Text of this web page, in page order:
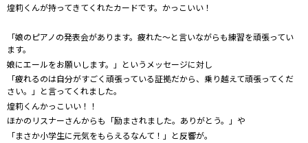
煌莉くんが持ってきてくれたカードです。かっこいい！
「娘のピアノの発表会があります。疲れた～と言いながらも練習を頑張ってい
ます。
娘にエールをお願いします。」というメッセージに対し
「疲れるのは自分がすごく頑張っている証拠だから、乗り越えて頑張ってくだ
さい。」と言ってくれました。
煌莉くんかっこいい！！
ほかのリスナーさんからも「励まされました。ありがとう。」や
「まさか小学生に元気をもらえるなんて！」と反響が。